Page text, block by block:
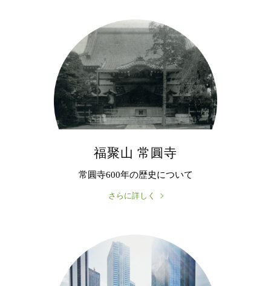
福聚山 常圓寺
常圓寺600年の歴史について
さらに詳しく